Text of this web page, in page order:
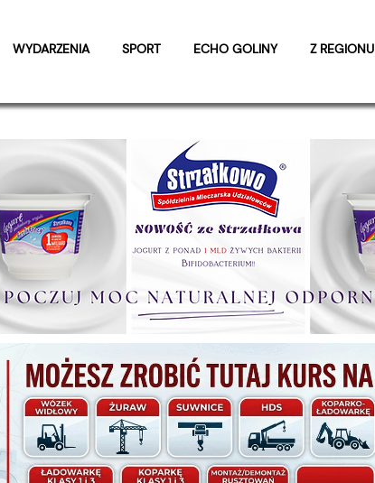
WYDARZENIA SPORT ECHO GOLINY Z REGIONU